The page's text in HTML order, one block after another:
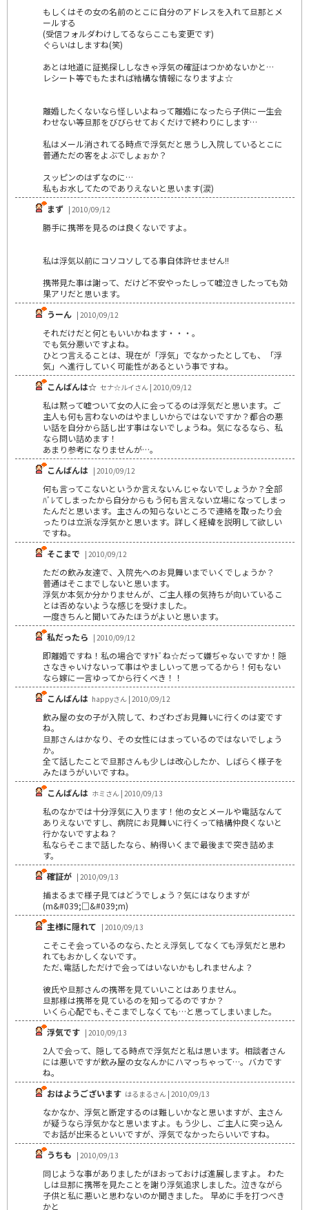
もしくはその女の名前のとこに自分のアドレスを入れて旦那とメ
ールする
(受信フォルダわけしてるならここも変更です)
ぐらいはしますね(笑)
あとは地道に証拠探ししなきゃ浮気の確証はつかめないかと…
レシート等でもたまれば結構な情報になりますよ☆
離婚したくないなら怪しいよねって離婚になったら子供に一生会
わせない等旦那をびびらせておくだけで終わりにします…
私はメール消されてる時点で浮気だと思うし入院しているとこに
普通ただの客をよぶでしょぉか？
スッピンのはずなのに…
私もお水してたのでありえないと思います(涙)
まず | 2010/09/12
勝手に携帯を見るのは良くないですよ。
私は浮気以前にコソコソしてる事自体許せません!!
携帯見た事は謝って、だけど不安やったしって嘘泣きしたっても効
果アリだと思います。
うーん | 2010/09/12
それだけだと何ともいいかねます・・・。
でも気分悪いですよね。
ひとつ言えることは、現在が「浮気」でなかったとしても、「浮
気」へ進行していく可能性があるという事ですね。
こんばんは☆ セナ☆ルイさん | 2010/09/12
私は黙って嘘ついて女の人に会ってるのは浮気だと思います。ご
主人も何も言わないのはやましいからではないですか？都合の悪
い話を自分から話し出す事はないでしょうね。気になるなら、私
なら問い詰めます！
あまり参考になりませんが…。
こんばんは | 2010/09/12
何も言ってこないというか言えないんじゃないでしょうか？全部
ﾊﾞﾚてしまったから自分からもう何も言えない立場になってしまっ
たんだと思います。主さんの知らないところで連絡を取ったり会
ったりは立派な浮気かと思います。詳しく経緯を説明して欲しい
ですね。
そこまで | 2010/09/12
ただの飲み友達で、入院先へのお見舞いまでいくでしょうか？
普通はそこまでしないと思います。
浮気か本気か分かりませんが、ご主人様の気持ちが向いているこ
とは否めないような感じを受けました。
一度きちんと聞いてみたほうがよいと思います。
私だったら | 2010/09/12
即離婚ですね！私の場合ですｹﾄﾞね☆だって嫌ぢゃなぃですか！隠
さなきゃいけないって事はやましいって思ってるから！何もない
なら嫁に一言ゆってから行くべき！！
こんばんは happyさん | 2010/09/12
飲み屋の女の子が入院して、わざわざお見舞いに行くのは変です
ね。
旦那さんはかなり、その女性にはまっているのではないでしょう
か。
全て話したことで旦那さんも少しは改心したか、しばらく様子を
みたほうがいいですね。
こんばんは ホミさん | 2010/09/13
私のなかでは十分浮気に入ります！他の女とメールや電話なんて
ありえないですし、病院にお見舞いに行くって結構仲良くないと
行かないですよね？
私ならそこまで話したなら、納得いくまで最後まで突き詰めま
す。
確証が | 2010/09/13
捕まるまで様子見てはどうでしょう？気にはなりますが
(m&#039;□&#039;m)
主様に隠れて | 2010/09/13
こそこそ会っているのなら､たとえ浮気してなくても浮気だと思わ
れてもおかしくないです｡
ただ､電話しただけで会ってはいないかもしれませんよ？
彼氏や旦那さんの携帯を見ていいことはありません｡
旦那様は携帯を見ているのを知ってるのですか？
いくら心配でも､そこまでしなくても…と思ってしまいました｡
浮気です | 2010/09/13
2人で会って、隠してる時点で浮気だと私は思います。相談者さん
には悪いですが飲み屋の女なんかにハマっちゃって…。バカです
ね。
おはようございます はるまるさん | 2010/09/13
なかなか、浮気と断定するのは難しいかなと思いますが、主さん
が疑うなら浮気かなと思いますよ。もう少し、ご主人に突っ込ん
でお話が出来るといいですが、浮気でなかったらいいですね。
うちも | 2010/09/13
同じような事がありましたがほおっておけば進展しますよ。 わた
しは旦那に携帯を見たことを謝り浮気追求しました。泣きながら
子供と私に悪いと思わないのか聞きました。 早めに手を打つべき
かと